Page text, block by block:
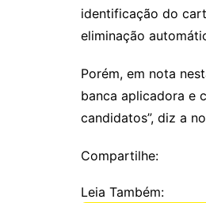
identificação do
eliminação
Porém, em nota
banca aplicadora e
candidatos”, diz a
Compartilhe:
Leia Também: